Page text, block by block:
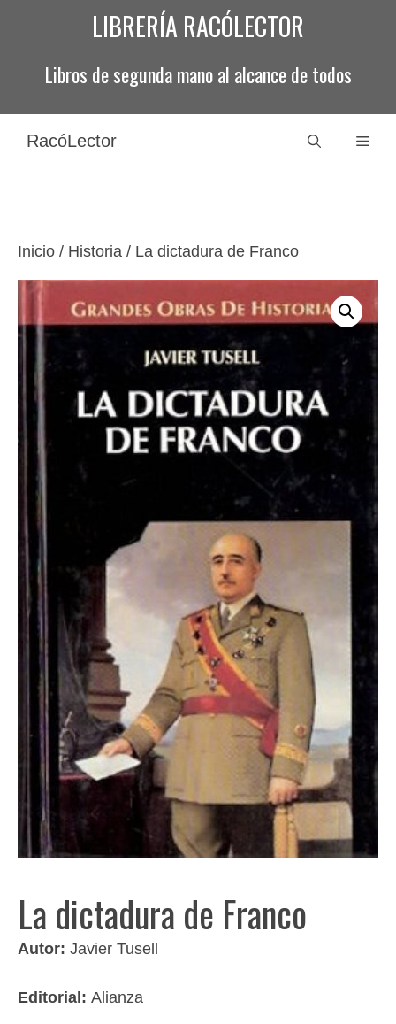
LIBRERÍA RACÓLECTOR
Libros de segunda mano al alcance de todos
RacóLector
Inicio / Historia / La dictadura de Franco
La dictadura de Franco
Autor: Javier Tusell
Editorial: Alianza